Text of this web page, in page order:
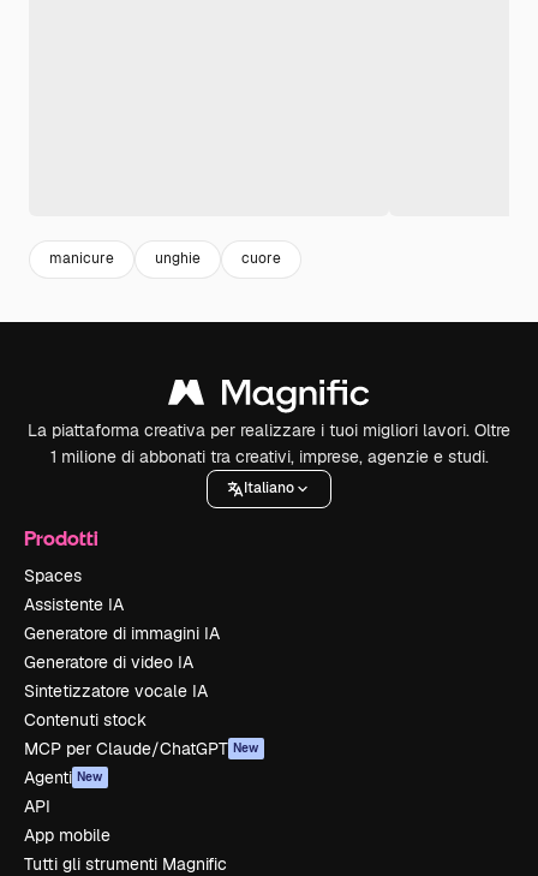
manicure unghie cuore
La piattaforma creativa per realizzare i tuoi migliori lavori. Oltre
1 milione di abbonati tra creativi, imprese, agenzie e studi.
Italiano
Prodotti
Spaces
Assistente IA
Generatore di immagini IA
Generatore di video IA
Sintetizzatore vocale IA
Contenuti stock
MCP per Claude/ChatGPT New
Agenti New
API
App mobile
Tutti gli strumenti Magnific